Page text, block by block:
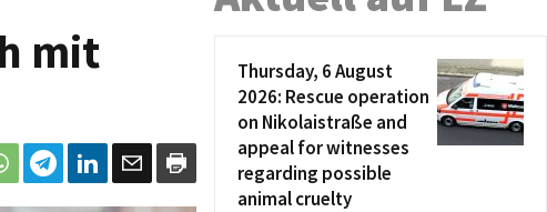
mit
Thursday, 6 August
2026: Rescue operation
on Nikolaistraße and
appeal for witnesses
regarding possible
animal cruelty